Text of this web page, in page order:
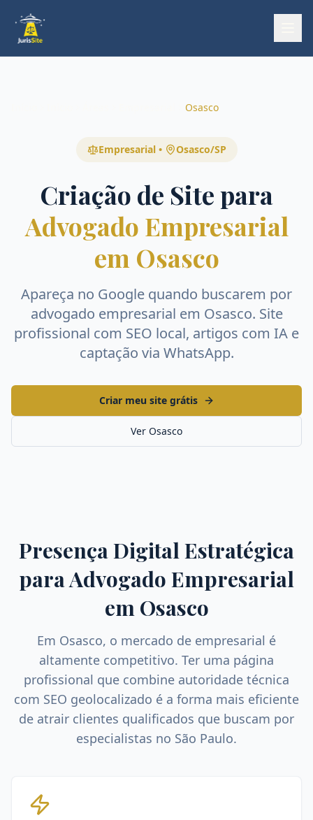
Osasco
Empresarial • Osasco/SP
Criação de Site para
Advogado Empresarial
em Osasco
Apareça no Google quando buscarem por
advogado empresarial em Osasco. Site
profissional com SEO local, artigos com IA e
captação via WhatsApp.
Criar meu site grátis
Ver Osasco
Presença Digital Estratégica
paraAdvogado Empresarial
em Osasco
Em Osasco, o mercado de empresarial é
altamente competitivo. Ter uma página
profissional que combine autoridade técnica
com SEO geolocalizado é a forma mais eficiente
de atrair clientes qualificados que buscam por
especialistas no São Paulo.